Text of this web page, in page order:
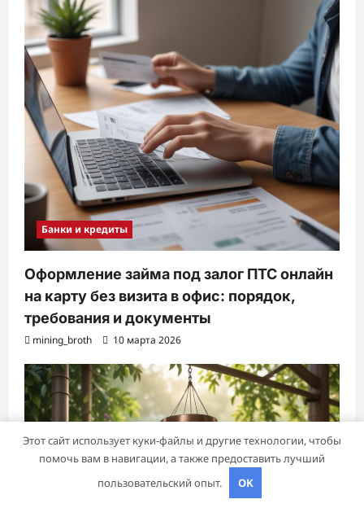
Банки и кредиты
Оформление займа под залог ПТС онлайн
на карту без визита в офис: порядок,
требования и документы
mining_broth 10 марта 2026
Этот сайт использует куки-файлы и другие технологии, чтобы
помочь вам в навигации, а также предоставить лучший
пользовательский опыт.
OK